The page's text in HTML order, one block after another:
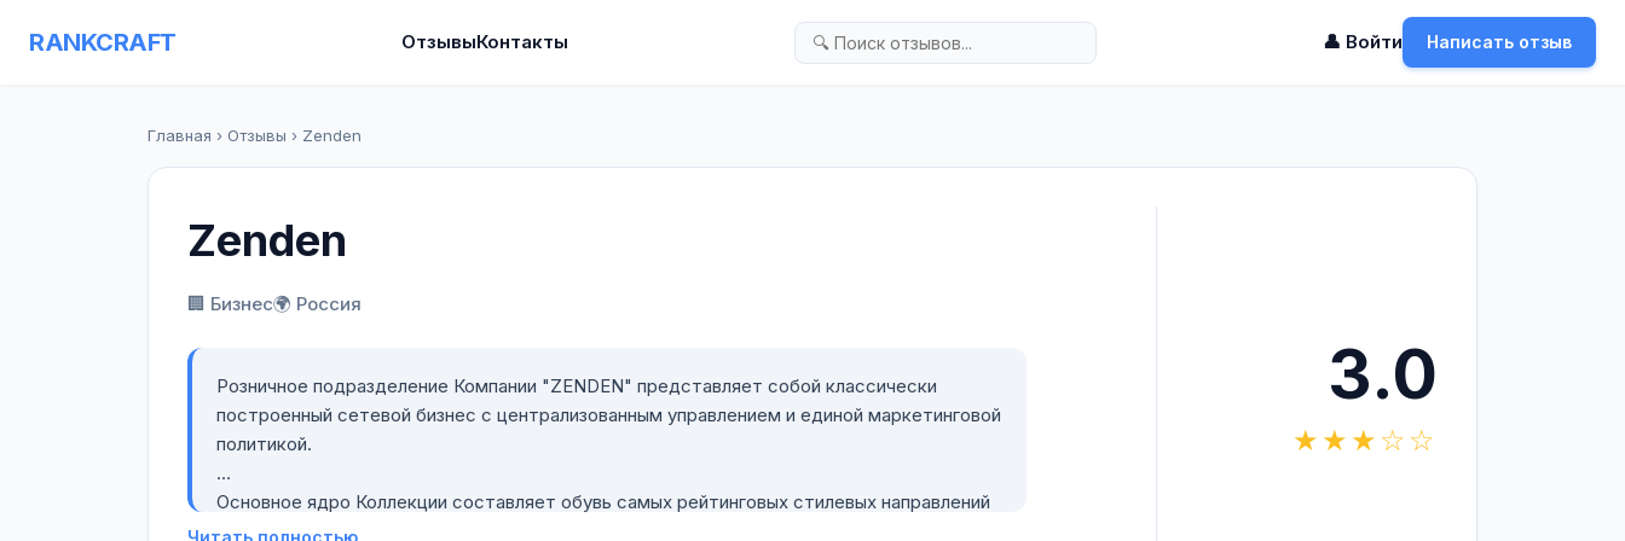
RANKCRAFT ОтзывыКонтакты 👤 Войти Написать отзыв
Главная › Отзывы › Zenden
Zenden
🏢 Бизнес🌍 Россия
Розничное подразделение Компании "ZENDEN" представляет собой классически
построенный сетевой бизнес с централизованным управлением и единой маркетинговой
политикой.
Основное ядро Коллекции составляет обувь самых рейтинговых стилевых направлений
обувных линий, таких как Casual, Classic, Fashion, Sport.
Читать полностью
3.0
★★★☆☆